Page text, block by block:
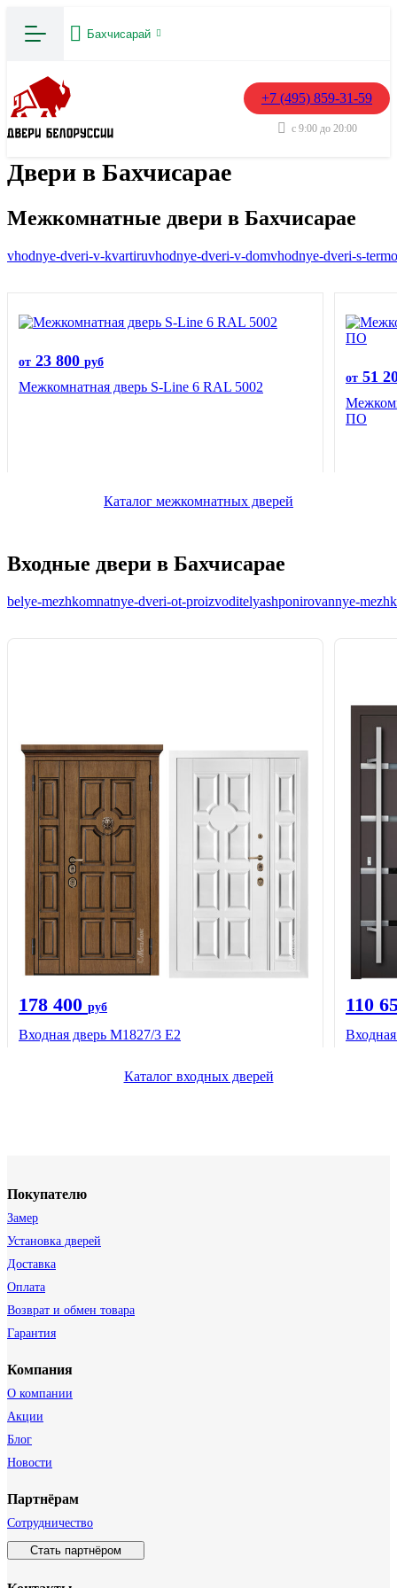
Бахчисарай
+7 (495) 859-31-59
с 9:00 до 20:00
Двери в Бахчисарае
Межкомнатные двери в Бахчисарае
vhodnye-dveri-v-kvartiruvhodnye-dveri-v-domvhodnye-dveri-s-
от 23 800 руб
Межкомнатная дверь S-Line 6 RAL 5002
от 51
ПО
Каталог межкомнатных дверей
Входные двери в Бахчисарае
belye-mezhkomnatnye-dveri-ot-proizvoditelyashponirovannye-
178 400 руб
Входная дверь М1827/3 Е2
110
Каталог входных дверей
Покупателю
Замер
Установка дверей
Доставка
Оплата
Возврат и обмен товара
Гарантия
Компания
О компании
Акции
Блог
Новости
Партнёрам
Сотрудничество
Стать партнёром